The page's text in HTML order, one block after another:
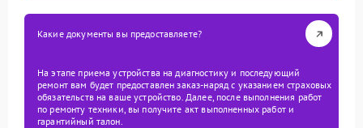
Какие документы вы предоставляете?
На этапе приема устройства на диагностику и последующий
ремонт вам будет предоставлен заказ-наряд с указанием страховых
обязательств на ваше устройство. Далее, после выполнения работ
по ремонту техники, вы получите акт выполненных работ и
гарантийный талон.